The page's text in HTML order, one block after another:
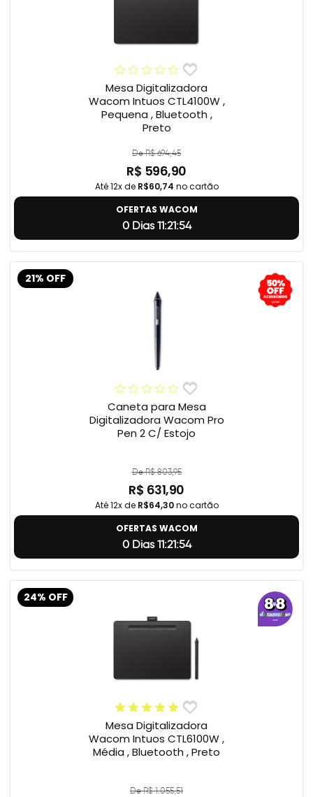
Mesa Digitalizadora
Wacom Intuos CTL4100W ,
Pequena , Bluetooth ,
Preto
De R$ 694,45
R$ 596,90
Até 12x de R$60,74 no cartão
OFERTAS WACOM
0 Dias 11:21:54
21% OFF
Caneta para Mesa
Digitalizadora Wacom Pro
Pen 2 C/ Estojo
De R$ 803,95
R$ 631,90
Até 12x de R$64,30no cartão
OFERTAS WACOM
0 Dias 11:21:54
24% OFF
Mesa Digitalizadora
Wacom Intuos CTL6100W ,
Média , Bluetooth , Preto
De R$ 1.055,51